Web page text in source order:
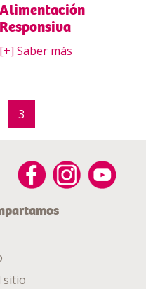
Alimentación
Responsiva
[+] Saber más
3
sitio